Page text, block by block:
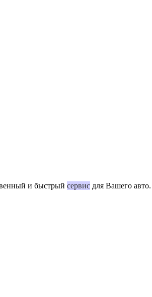
и быстрый сервис для Вашего авто.